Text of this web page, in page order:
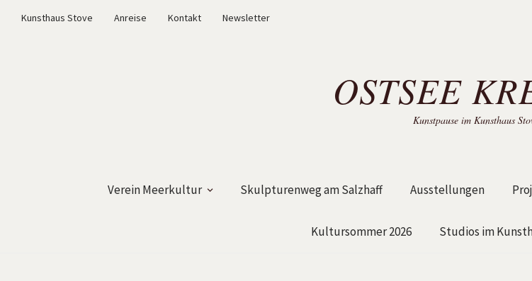
Kunsthaus Stove Anreise Kontakt Newsletter
OSTSEE
Kunstpause im Kunsthaus
Verein Meerkultur Skulpturenweg am Salzhaff Ausstellungen
Kultursommer 2026 Studios im